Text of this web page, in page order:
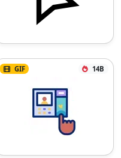
GIF 14B